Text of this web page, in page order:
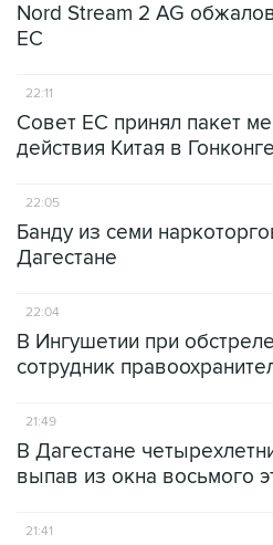
Nord Stream 2 AG
ЕС
22:11
Совет ЕС принял пакет
действия Китая в Гонконге
22:05
Банду из семи
Дагестане
22:04
В Ингушетии при
сотрудник
21:49
В Дагестане
выпав из окна восьмого
21:41